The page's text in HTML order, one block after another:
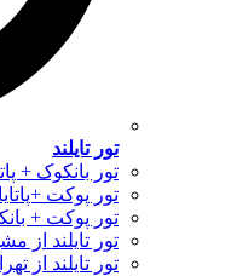
تور تایلند
تور بانکوک +
تور پوکت +پاتایا
تور پوکت +
تور تایلند از
تور تایلند از